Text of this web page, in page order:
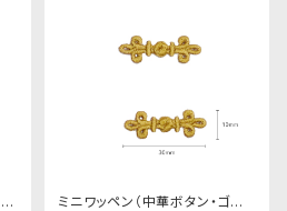
ミニワッペン（中華ボタン・ゴー